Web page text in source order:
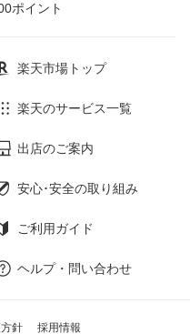
ポイント
楽天市場トップ
楽天のサービス一覧
出店のご案内
安心･安全の取り組み
ご利用ガイド
ヘルプ・問い合わせ
針 採用情報